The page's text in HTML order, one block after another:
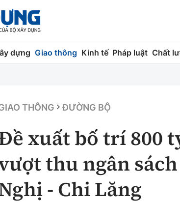
dựng Giao thông Kinh tế Pháp luật Chất
Chỉ đạo điều hành
Vật liệu xây dựng
Giám định chất lượng
Quản lý đô thị
THÔNG ĐƯỜNG BỘ
xuất bố trí 800
thu ngân
- Chi Lăng